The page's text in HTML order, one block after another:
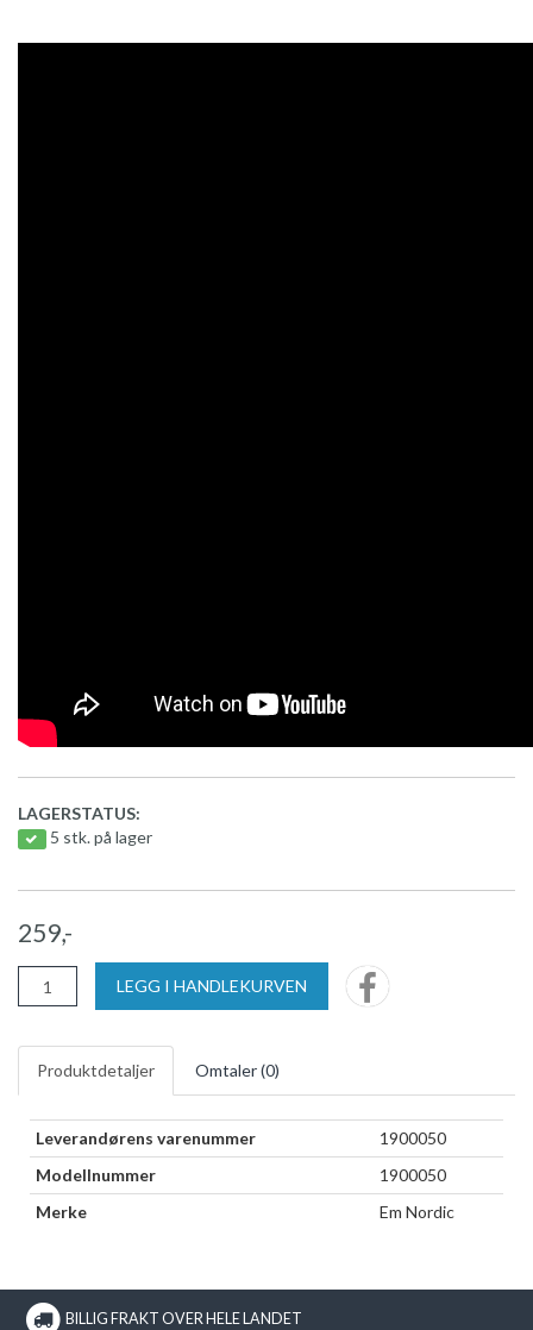
LAGERSTATUS:
5 stk. på lager
259,-
LEGG I HANDLEKURVEN
Produktdetaljer Omtaler (0)
Leverandørens varenummer
1900050
Modellnummer
1900050
Merke
Em Nordic
BILLIG FRAKT OVER HELE LANDET